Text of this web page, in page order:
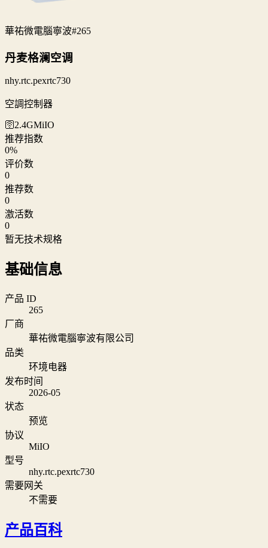
華祐微電腦寧波#265
丹麦格澜空调
nhy.rtc.pexrtc730
空調控制器
🛜2.4GMiIO
推荐指数
0%
评价数
0
推荐数
0
激活数
0
暂无技术规格
基础信息
产品 ID
265
厂商
華祐微電腦寧波有限公司
品类
环境电器
发布时间
2026-05
状态
预览
协议
MiIO
型号
nhy.rtc.pexrtc730
需要网关
不需要
产品百科